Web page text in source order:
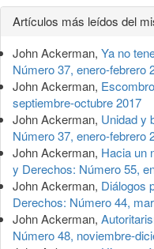
Detalles
del
artículo
Artículos más leídos del
John Ackerman, Ya no
Número 37, enero-febrero
John Ackerman,
septiembre-octubre 2017
John Ackerman, Unidad y
Número 37, enero-febrero
John Ackerman, Hacia un
y Derechos: Número 55,
John Ackerman, Diálogos
Derechos: Número 44,
John Ackerman,
Número 48, noviembre-